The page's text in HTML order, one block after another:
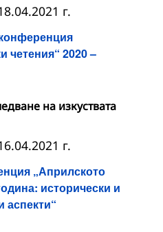
четения“ 2020 –
г.
на изкуствата
„Априлското
исторически и
аспекти“
г.